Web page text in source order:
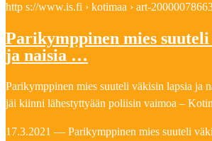
http s://www.is.fi › kotimaa › art-
Parikymppinen mies
ja naisia …
Parikymppinen mies suuteli väkisin lapsia ja
jäi kiinni lähestyttyään poliisin vaimoa –
17.3.2021 — Parikymppinen mies suuteli